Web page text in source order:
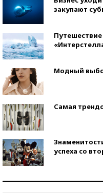
закупают
Модный
Самая
успеха со